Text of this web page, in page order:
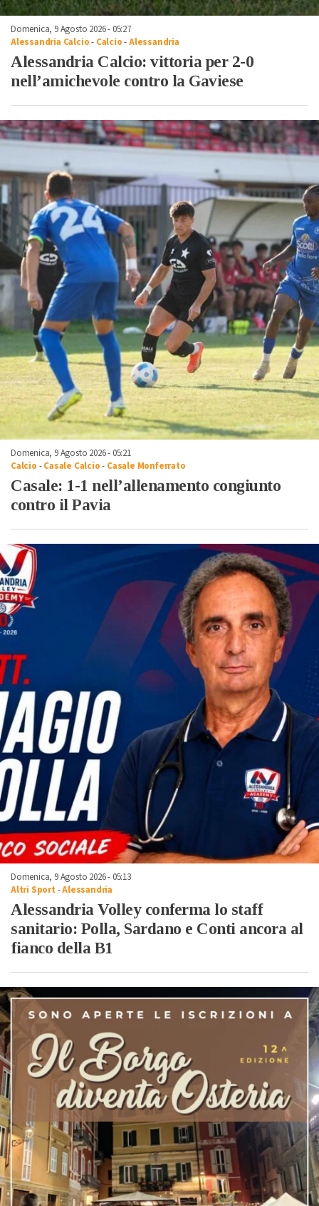
Domenica, 9 Agosto 2026 - 05:27
Alessandria Calcio- Calcio-Alessandria
Alessandria Calcio: vittoria per 2-0
nell’amichevole contro la Gaviese
Domenica, 9 Agosto 2026 - 05:21
Calcio -Casale Calcio- Casale Monferrato
Casale: 1-1 nell’allenamento congiunto
contro il Pavia
Domenica, 9 Agosto 2026 - 05:13
Altri Sport -Alessandria
Alessandria Volley conferma lo staff
sanitario: Polla, Sardano e Conti ancora al
fianco della B1